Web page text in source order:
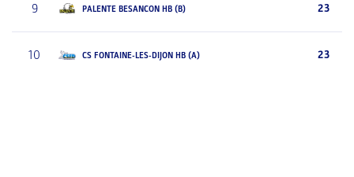
9 PALENTE BESANCON HB (B) 23
10 CS FONTAINE-LES-DIJON HB (A) 23